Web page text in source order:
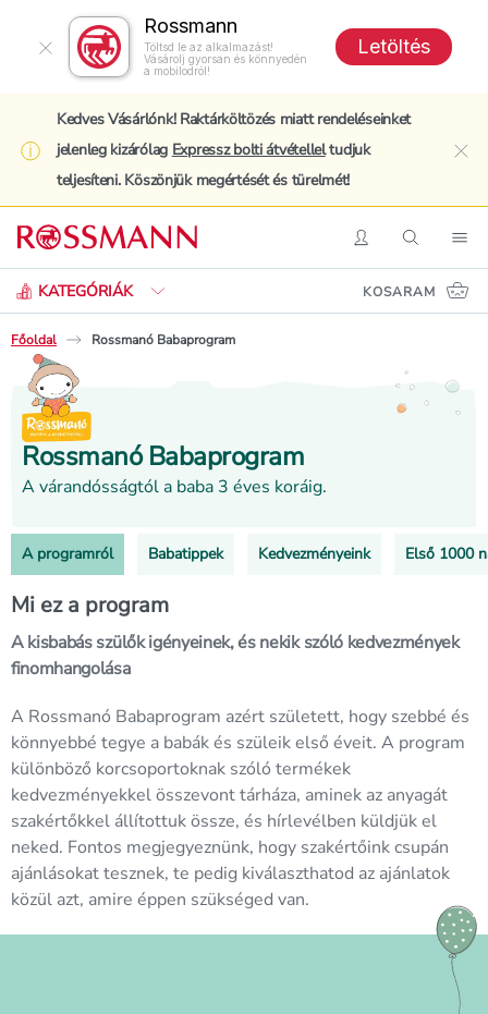
Rossmann
Töltsd le az alkalmazást!
Vásárolj gyorsan és könnyedén
a mobilodról!
Letöltés
Kedves Vásárlónk! Raktárköltözés miatt rendeléseinket
jelenleg kizárólag Expressz bolti átvételleltudjuk
teljesíteni. Köszönjük megértését és türelmét!
BelépésKeresés
KATEGÓRIÁK
Keresés
KOSARAM
Főoldal Rossmanó Babaprogram
Rossmanó Babaprogram
A várandósságtól a baba 3 éves koráig.
A programról Babatippek Kedvezményeink Első 1000
Mi ez a program
A kisbabás szülők igényeinek, és nekik szóló kedvezmények
finomhangolása
A Rossmanó Babaprogram azért született, hogy szebbé és
könnyebbé tegye a babák és szüleik első éveit. A program
különböző korcsoportoknak szóló termékek
kedvezményekkel összevont tárháza, aminek az anyagát
szakértőkkel állítottuk össze, és hírlevélben küldjük el
neked. Fontos megjegyeznünk, hogy szakértőink csupán
ajánlásokat tesznek, te pedig kiválaszthatod az ajánlatok
közül azt, amire éppen szükséged van.